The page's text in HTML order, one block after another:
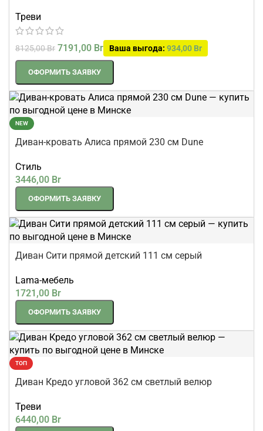
Треви
8125,00Br 7191,00 Br Ваша выгода: 934,00 Br
ОФОРМИТЬ ЗАЯВКУ
NEW
Диван-кровать Алиса прямой 230 см Dune
Стиль
3446,00 Br
ОФОРМИТЬ ЗАЯВКУ
Диван Сити прямой детский 111 см серый
Lama-мебель
1721,00 Br
ОФОРМИТЬ ЗАЯВКУ
ТОП
Диван Кредо угловой 362 см светлый велюр
Треви
6440,00 Br